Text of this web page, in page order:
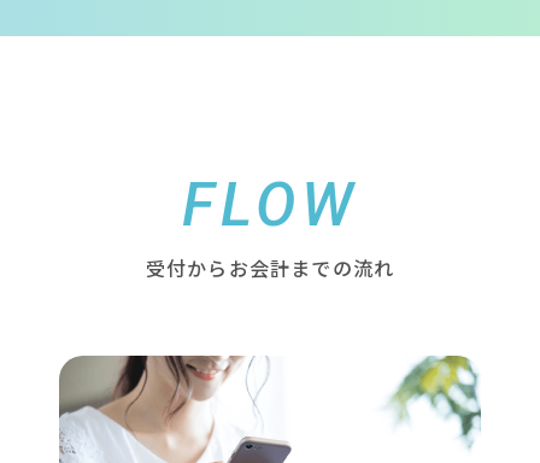
FLOW
受付からお会計までの流れ